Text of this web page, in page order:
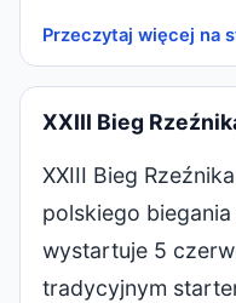
Przeczytaj więcej na
XXIII Bieg
XXIII Bieg
polskiego
wystartuje 5
tradycyjnym